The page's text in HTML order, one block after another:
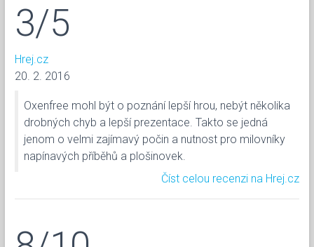
3/5
Hrej.cz
20. 2. 2016
Oxenfree mohl být o poznání lepší hrou, nebýt několika
drobných chyb a lepší prezentace. Takto se jedná
jenom o velmi zajímavý počin a nutnost pro milovníky
napínavých příběhů a plošinovek.
Číst celou recenzi na Hrej.cz